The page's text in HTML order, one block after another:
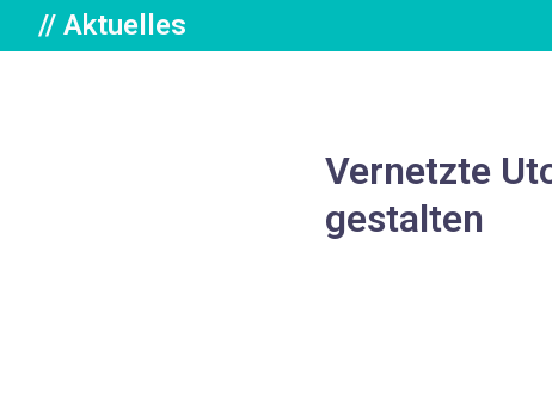
// Aktuelles
Vernetzte
gestalten